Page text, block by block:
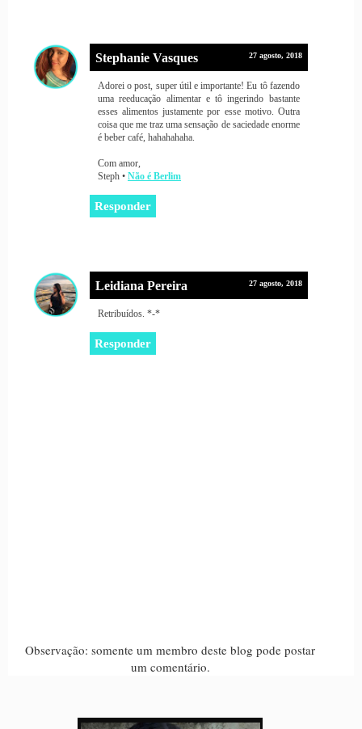
Stephanie Vasques 27 agosto, 2018
Adorei o post, super útil e importante! Eu tô fazendo
uma reeducação alimentar e tô ingerindo bastante
esses alimentos justamente por esse motivo. Outra
coisa que me traz uma sensação de saciedade enorme
é beber café, hahahahaha.
Com amor,
Steph • Não é Berlim
Responder
Leidiana Pereira 27 agosto, 2018
Retribuídos. *-*
Responder
Observação: somente um membro deste blog pode postar
um comentário.